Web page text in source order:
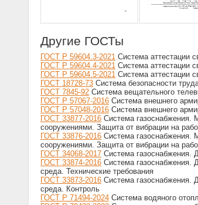
Другие ГОСТы
ГОСТ Р 59604.3-2021 Система аттестации
ГОСТ Р 59604.4-2021 Система аттестации
ГОСТ Р 59604.5-2021 Система аттестации
ГОСТ 18728-73 Система безопасности
ГОСТ 7845-92 Система вещательного
ГОСТ Р 57067-2016 Система внешнего
ГОСТ Р 57048-2016 Система внешнего
ГОСТ 33877-2016 Система газоснабжения.
сооружениями. Защита от вибрации на
ГОСТ 33876-2016 Система газоснабжения.
сооружениями. Защита от вибрации на
ГОСТ 34068-2017 Система газоснабжения.
ГОСТ 33874-2016 Система газоснабжения.
среда. Технические требования
ГОСТ 33873-2016 Система газоснабжения.
среда. Контроль
ГОСТ Р 71494-2024 Система водяного